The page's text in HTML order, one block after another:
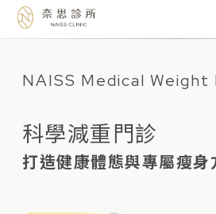
NAISS Medical
科學減重門診
打造健康體態與專屬瘦身